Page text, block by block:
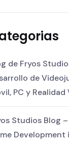
de Fryos
de
PC y
Studios Blog